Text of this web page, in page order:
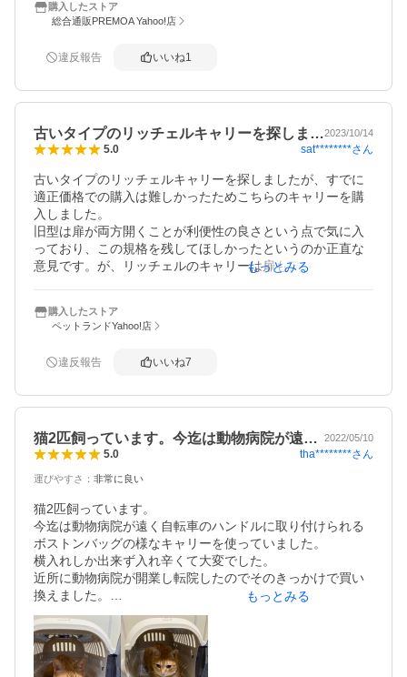
ため、初見こそ不安を覚えましたが、実際に使ってみると
軋みやガタつきも無く、十分に運びやすかったです。
げでエリザベスカラーをした体格の良い中型ネコでも余裕
4000円台という価格帯からしても、満足できる製品と感じ
としました。
購入したストア
総合通販PREMOA Yahoo!店
違反報告 いいね1
古いタイプのリッチェルキャリーを探しま…2023/10/14
5.0 sat********さん
古いタイプのリッチェルキャリーを探しましたが、すでに
適正価格での購入は難しかったためこちらのキャリーを購
入しました。
旧型は扉が両方開くことが利便性の良さという点で気に入
っており、この規格を残してほしかったというのか正直な
意見です。が、リッチェルのキャリーは扉もアクリル素材
さ、掃除のしやすさ…等など使う側の利便性を尊重されて
います。また、他の商品よりも中の空間が広いので気に入
のものの重さを考慮されている商品がありがたいというの
もっとみる
購入したストア
ペットランドYahoo!店
違反報告 いいね7
猫2匹飼っています。今迄は動物病院が遠… 2022/05/10
5.0 tha********さん
運びやすさ ： 非常に良い
猫2匹飼っています。
今迄は動物病院が遠く自転車のハンドルに取り付けられる
ボストンバッグの様なキャリーを使っていました。
横入れしか出来ず入れ辛くて大変でした。
近所に動物病院が開業し転院したのでそのきっかけで買い
換えました。
今は慣らす為、扉を開けた状態にしていますが、2匹が出た
り入ったりして入れ替わりして気に入っているようです。
上部から猫が入れやすく出しやすいので、動物病院でもた
つく事がないと思います。
もっとみる